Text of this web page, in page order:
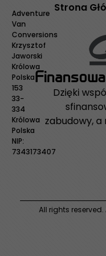
Adventure
Van
Conversions
Krzysztof
Jaworski
Królowa
Polska
153
33-
334
Królowa
Polska
NIP:
7343173407
Strona
Dzięki
zabudowy, a
All rights